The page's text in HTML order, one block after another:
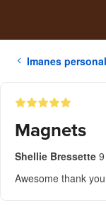
Imanes
Magnets
Shellie Bressette
Awesome thank